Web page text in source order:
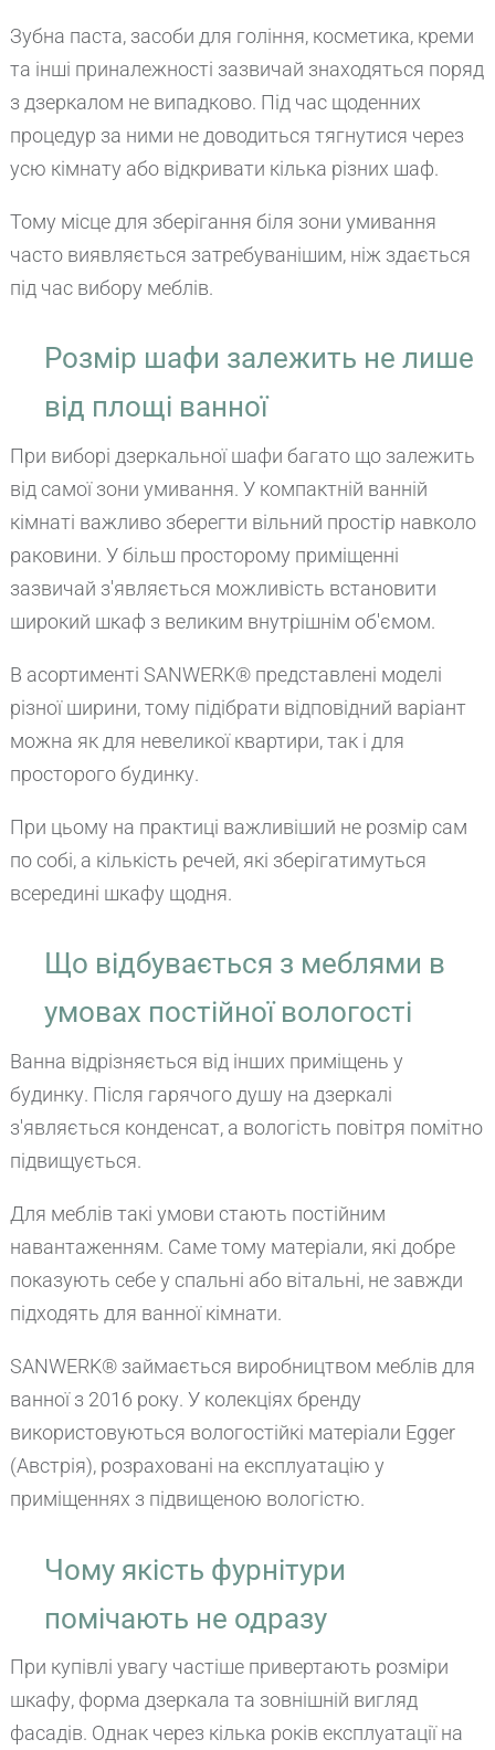
Зубна паста, засоби для гоління, косметика, креми
та інші приналежності зазвичай знаходяться поряд
з дзеркалом не випадково. Під час щоденних
процедур за ними не доводиться тягнутися через
усю кімнату або відкривати кілька різних шаф.
Тому місце для зберігання біля зони умивання
часто виявляється затребуванішим, ніж здається
під час вибору меблів.
Розмір шафи залежить не лише
від площі ванної
При виборі дзеркальної шафи багато що залежить
від самої зони умивання. У компактній ванній
кімнаті важливо зберегти вільний простір навколо
раковини. У більш просторому приміщенні
зазвичай з'являється можливість встановити
широкий шкаф з великим внутрішнім об'ємом.
В асортименті SANWERK® представлені моделі
різної ширини, тому підібрати відповідний варіант
можна як для невеликої квартири, так і для
просторого будинку.
При цьому на практиці важливіший не розмір сам
по собі, а кількість речей, які зберігатимуться
всередині шкафу щодня.
Що відбувається з меблями в
умовах постійної вологості
Ванна відрізняється від інших приміщень у
будинку. Після гарячого душу на дзеркалі
з'являється конденсат, а вологість повітря помітно
підвищується.
Для меблів такі умови стають постійним
навантаженням. Саме тому матеріали, які добре
показують себе у спальні або вітальні, не завжди
підходять для ванної кімнати.
SANWERK® займається виробництвом меблів для
ванної з 2016 року. У колекціях бренду
використовуються вологостійкі матеріали Egger
(Австрія), розраховані на експлуатацію у
приміщеннях з підвищеною вологістю.
Чому якість фурнітури
помічають не одразу
При купівлі увагу частіше привертають розміри
шкафу, форма дзеркала та зовнішній вигляд
фасадів. Однак через кілька років експлуатації на